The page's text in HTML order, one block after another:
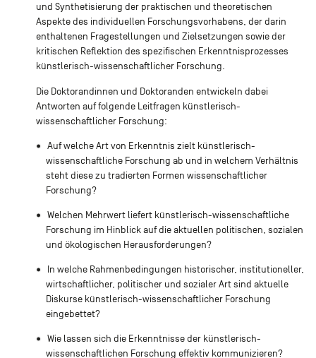
und Synthetisierung der praktischen und theoretischen
Aspekte des individuellen Forschungsvorhabens, der darin
enthaltenen Fragestellungen und Zielsetzungen sowie der
kritischen Reflektion des spezifischen Erkenntnisprozesses
künstlerisch-wissenschaftlicher Forschung.
Die Doktorandinnen und Doktoranden entwickeln dabei
Antworten auf folgende Leitfragen künstlerisch-
wissenschaftlicher Forschung:
Auf welche Art von Erkenntnis zielt künstlerisch-
wissenschaftliche Forschung ab und in welchem Verhältnis
steht diese zu tradierten Formen wissenschaftlicher
Forschung?
Welchen Mehrwert liefert künstlerisch-wissenschaftliche
Forschung im Hinblick auf die aktuellen politischen, sozialen
und ökologischen Herausforderungen?
In welche Rahmenbedingungen historischer, institutioneller,
wirtschaftlicher, politischer und sozialer Art sind aktuelle
Diskurse künstlerisch-wissenschaftlicher Forschung
eingebettet?
Wie lassen sich die Erkenntnisse der künstlerisch-
wissenschaftlichen Forschung effektiv kommunizieren?